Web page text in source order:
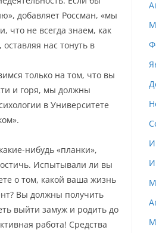
добавляет Россман, «мы
что не всегда знаем, как
нас тонуть в
только на том, что вы
и горя, мы должны
в Университете
нибудь «планки»,
Испытывали ли вы
о том, какой ваша жизнь
Вы должны получить
выйти замуж и родить до
работа! Средства